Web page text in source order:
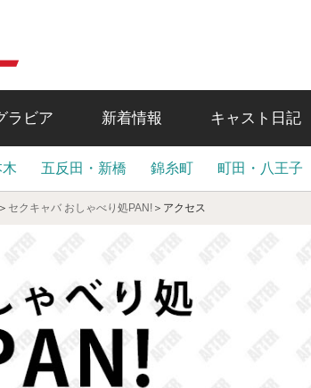
ラビア 新着情報 キャスト日記
五反田・新橋 錦糸町 町田・八王子
＞ セクキャバ おしゃべり処PAN! ＞ アクセス